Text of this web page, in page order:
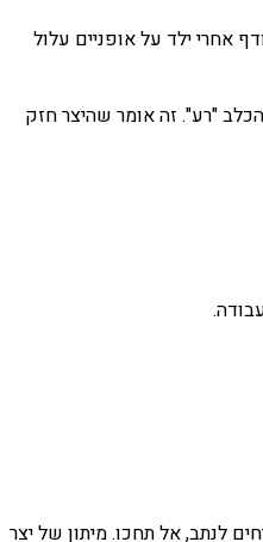
אחרי ילד על אופניים עלול
"רע". זה אומר שהיצר חזק
לנתב, אל תחכו. מיתון של יצר